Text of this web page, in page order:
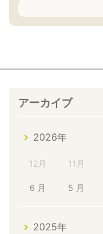
アーカイブ
2026年
12月 11月
6 月 5 月
2025年